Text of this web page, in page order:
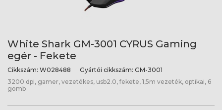
White Shark GM-3001 CYRUS Gaming
egér - Fekete
Cikkszám: W028488 Gyártói cikkszám: GM-3001
3200 dpi, gamer, vezetékes, usb2.0, fekete, 1,5m vezeték, optikai, 6
gomb